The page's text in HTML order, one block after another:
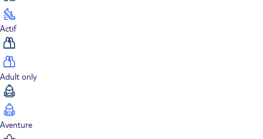
Actif
Adult only
Aventure